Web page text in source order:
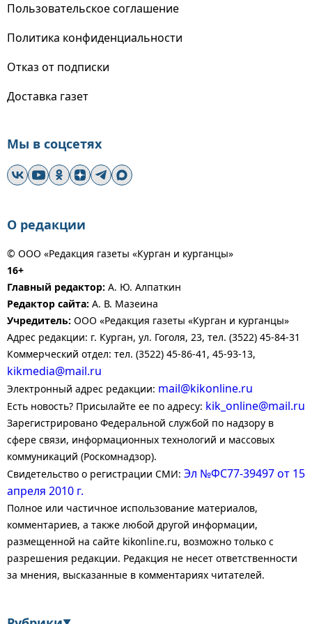
Пользовательское соглашение
Политика конфиденциальности
Отказ от подписки
Доставка газет
Мы в соцсетях
О редакции
© ООО «Редакция газеты «Курган и курганцы»
16+
Главный редактор: А. Ю. Алпаткин
Редактор сайта: А. В. Мазеина
Учредитель: ООО «Редакция газеты «Курган и курганцы»
Адрес редакции: г. Курган, ул. Гоголя, 23, тел. (3522) 45-84-31
Коммерческий отдел: тел. (3522) 45-86-41, 45-93-13,
kikmedia@mail.ru
Электронный адрес редакции: mail@kikonline.ru
Есть новость? Присылайте ее по адресу: kik_online@mail.ru
Зарегистрировано Федеральной службой по надзору в
сфере связи, информационных технологий и массовых
коммуникаций (Роскомнадзор).
Свидетельство о регистрации СМИ: Эл №ФС77-39497 от 15
апреля 2010 г.
Полное или частичное использование материалов,
комментариев, а также любой другой информации,
размещенной на сайте kikonline.ru, возможно только с
разрешения редакции. Редакция не несет ответственности
за мнения, высказанные в комментариях читателей.